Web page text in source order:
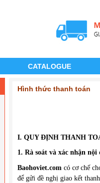
CATALOGUE
Hình thức thanh toán
I. QUY ĐỊNH THANH
1. Rà soát và xác nhận
Baohoviet.com có cơ chế
để gửi đề nghị giao kết